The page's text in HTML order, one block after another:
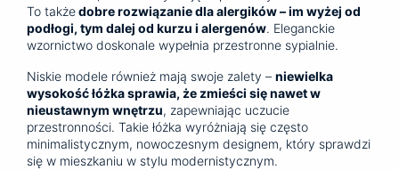
To takżedobre rozwiązanie dla alergików – im wyżej od
podłogi, tym dalej od kurzu i alergenów. Eleganckie
wzornictwo doskonale wypełnia przestronne sypialnie.
Niskie modele również mają swoje zalety – niewielka
wysokość łóżka sprawia, że zmieści się nawet w
nieustawnym wnętrzu, zapewniając uczucie
przestronności. Takie łóżka wyróżniają się często
minimalistycznym, nowoczesnym designem, który sprawdzi
się w mieszkaniu w stylu modernistycznym.